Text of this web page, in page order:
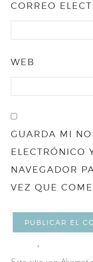
CORREO
WEB
GUARDA MI
ELECTRÓNICO
NAVEGADOR
VEZ QUE